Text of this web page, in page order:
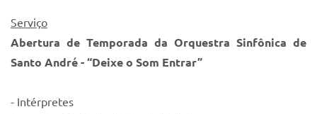
Serviço
Abertura de Temporada da Orquestra Sinfônica de
Santo André - “Deixe o Som Entrar”
- Intérpretes